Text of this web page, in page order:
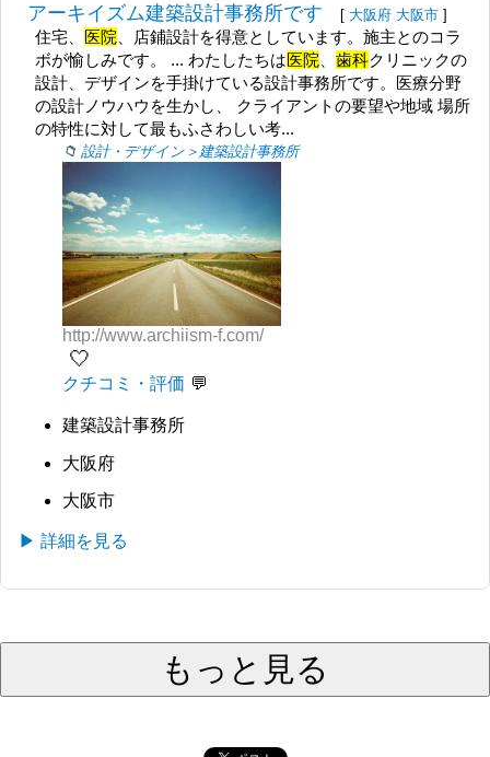
アーキイズム建築設計事務所です [ 大阪府 大阪市 ]
住宅、 医院 、店鋪設計を得意としています。施主とのコラ
ボが愉しみです。 ... わたしたちは医院 、歯科クリニックの
設計、デザインを手掛けている設計事務所です。医療分野
の設計ノウハウを生かし、 クライアントの要望や地域 場所
の特性に対して最もふさわしい考...
設計・デザイン＞建築設計事務所
http://www.archiism-f.com/
🤍
クチコミ・評価
建築設計事務所
大阪府
大阪市
▶ 詳細を見る
もっと見る